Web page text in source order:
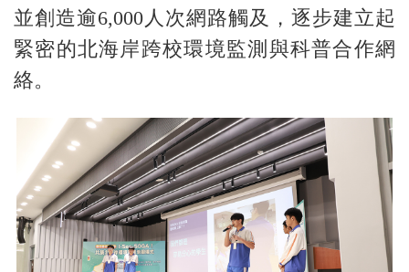
並創造逾6,000人次網路觸及，逐步建立起
緊密的北海岸跨校環境監測與科普合作網
絡。